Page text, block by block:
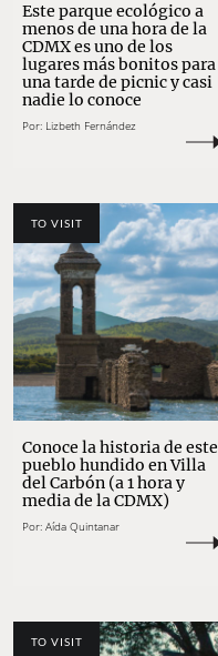
Este parque ecológico a
menos de una hora de la
CDMX es uno de los
lugares más bonitos para
una tarde de picnic y casi
nadie lo conoce
Por: Lizbeth Fernández
TO VISIT
Conoce la historia de este
pueblo hundido en Villa
del Carbón (a 1 hora y
media de la CDMX)
Por: Aída Quintanar
TO VISIT